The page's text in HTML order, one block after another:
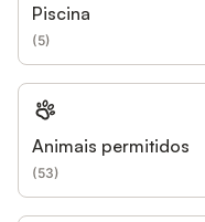
Piscina
(5)
Animais permitidos
(53)